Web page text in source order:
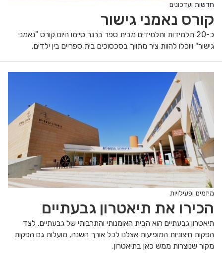
חדשות ועדכונים
קורס נאמני גישור
כ-20 תלמידות ותלמידים מבית ספר ברנר סיימו היום קורס "נאמני
גישור" ויוכלו להוות ציר מתווך בסכסוכים בית ספריים בין ילדים.
מיזמים ופעילויות
הכירו את תיאטרון גבעתיים
תיאטרון גבעתיים הוא הבית האומנותי והתרבותי של גבעתיים. לצד
הפקות חיצוניות המופיעות אצלנו לכל אורך השנה, מועלות גם הפקות
מקור שנוצרות ממש כאן בתיאטרון.